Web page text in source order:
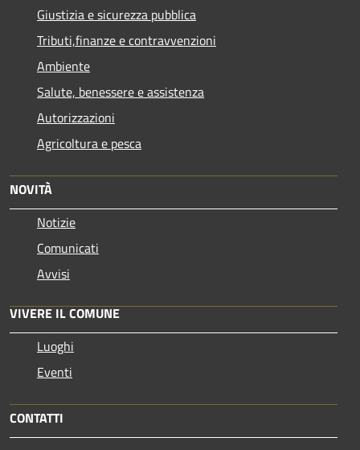
Giustizia e sicurezza pubblica
Tributi,finanze e contravvenzioni
Ambiente
Salute, benessere e assistenza
Autorizzazioni
Agricoltura e pesca
NOVITÀ
Notizie
Comunicati
Avvisi
VIVERE IL COMUNE
Luoghi
Eventi
CONTATTI